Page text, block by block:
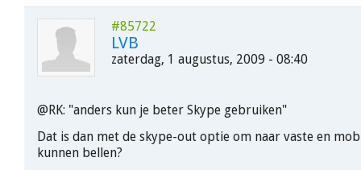
#85722
LVB
zaterdag, 1 augustus, 2009 - 08:40
@RK: "anders kun je beter Skype gebruiken"
Dat is dan met de skype-out optie om naar vaste en
kunnen bellen?